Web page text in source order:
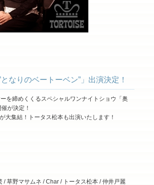
なりのベートーベン”」出演決定！
を締めくくるスペシャルワンナイトショウ「奥
が決定！
大集結！トータス松本も出演いたします！
草野マサムネ / Char / トータス松本 / 仲井戸麗